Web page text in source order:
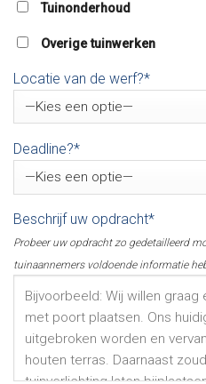
Tuinonderhoud
Overige tuinwerken
Locatie van de werf?*
Deadline?*
Beschrijf uw opdracht*
Probeer uw opdracht zo gedetailleerd
tuinaannemers voldoende informatie